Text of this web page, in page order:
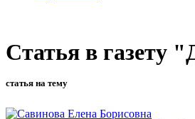
Статья в газету
статья на тему